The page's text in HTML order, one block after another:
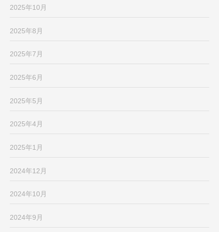
2025年10月
2025年8月
2025年7月
2025年6月
2025年5月
2025年4月
2025年1月
2024年12月
2024年10月
2024年9月